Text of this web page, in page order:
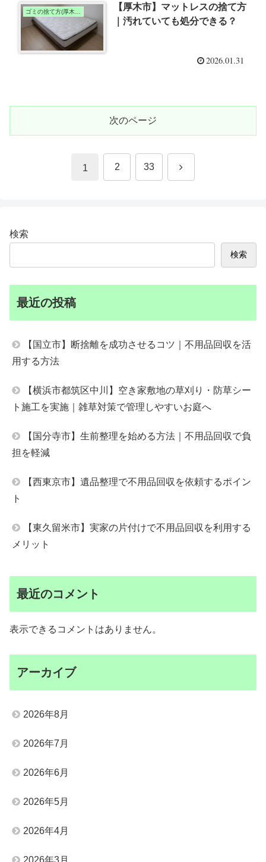
ゴミの捨て方(厚木市)
【厚木市】マットレスの捨て方
｜汚れていても処分できる？
2026.01.31
次のページ
1 2 33 次
検索
検索
最近の投稿
【国立市】断捨離を成功させるコツ｜不用品回収を活
用する方法
【横浜市都筑区中川】空き家敷地の草刈り・防草シー
ト施工を実施｜雑草対策で管理しやすいお庭へ
【国分寺市】生前整理を始める方法｜不用品回収で負
担を軽減
【西東京市】遺品整理で不用品回収を依頼するポイン
ト
【東久留米市】実家の片付けで不用品回収を利用する
メリット
最近のコメント
表示できるコメントはありません。
アーカイブ
2026年8月
2026年7月
2026年6月
2026年5月
2026年4月